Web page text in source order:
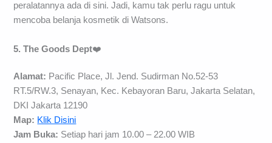
peralatannya ada di sini. Jadi, kamu tak perlu ragu untuk
mencoba belanja kosmetik di Watsons.
5. The Goods Dept❤️
Alamat: Pacific Place, Jl. Jend. Sudirman No.52-53
RT.5/RW.3, Senayan, Kec. Kebayoran Baru, Jakarta Selatan,
DKI Jakarta 12190
Map: Klik Disini
Jam Buka: Setiap hari jam 10.00 – 22.00 WIB